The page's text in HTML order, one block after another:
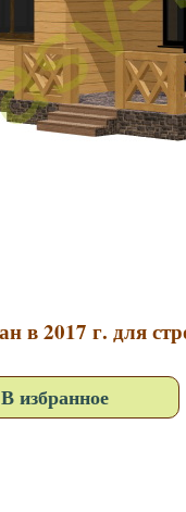
в 2017 г. для
В избранное